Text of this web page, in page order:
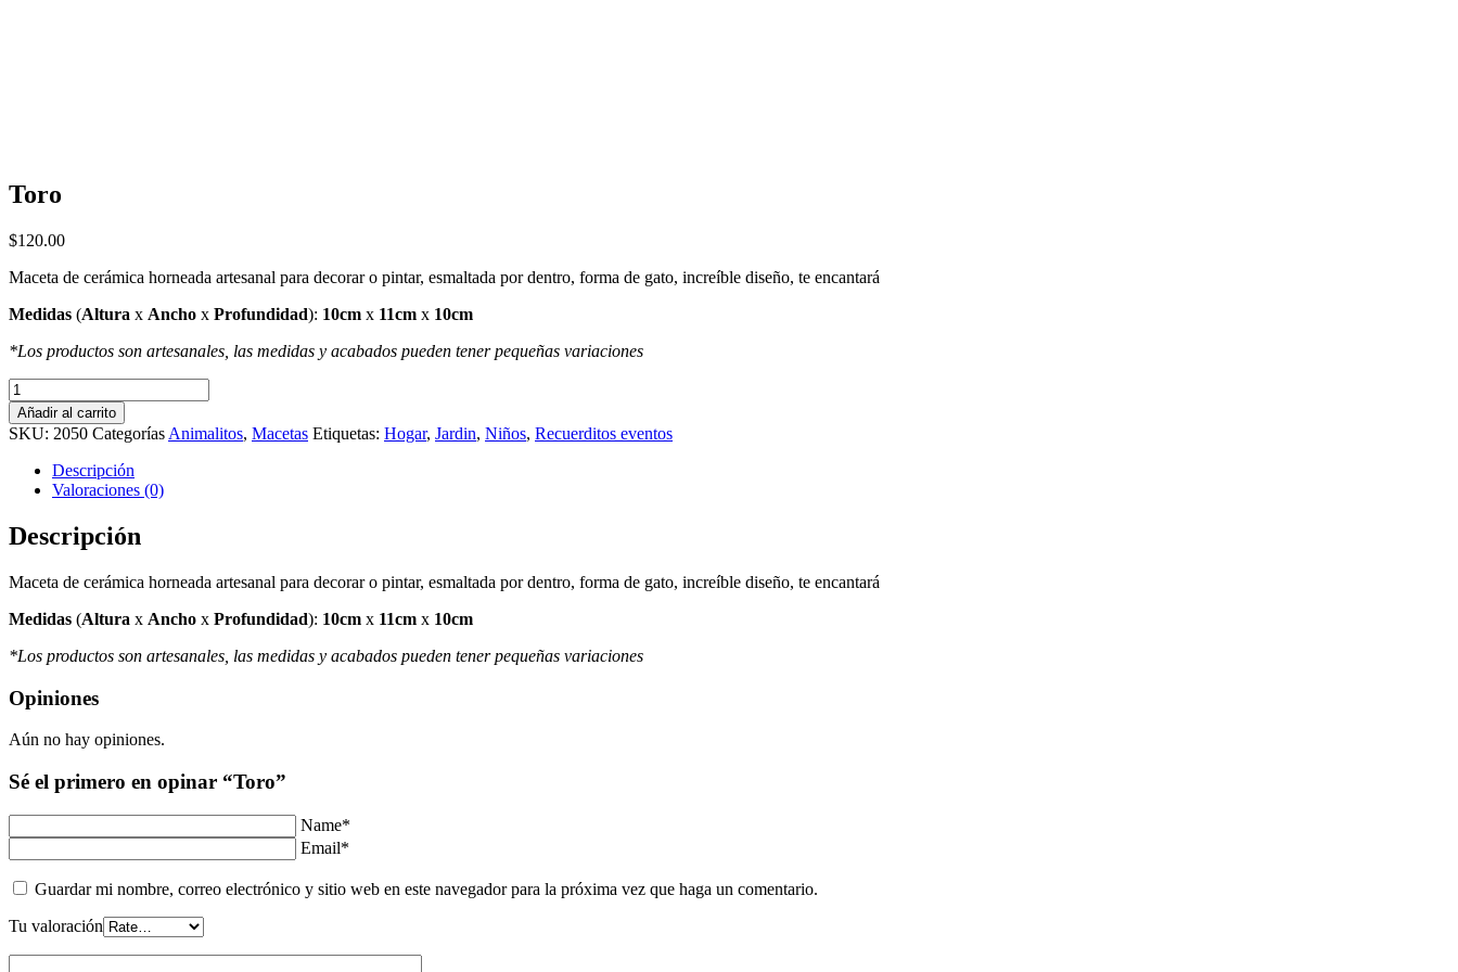
Toro
Navegación
de
entradas
$120.00
Maceta de cerámica horneada artesanal para decorar o pintar, esmaltada por dentro, forma de gato, increíble diseño, te encantará
Medidas (Altura x Ancho x Profundidad): 10cm x 11cm x 10cm
*Los productos son artesanales, las medidas y acabados pueden tener pequeñas variaciones
Toro
cantidad
Añadir al carrito
SKU: 2050 Categorías Animalitos, Macetas Etiquetas: Hogar, Jardin, Niños, Recuerditos eventos
Descripción
Valoraciones (0)
Descripción
Maceta de cerámica horneada artesanal para decorar o pintar, esmaltada por dentro, forma de gato, increíble diseño, te encantará
Medidas (Altura x Ancho x Profundidad): 10cm x 11cm x 10cm
*Los productos son artesanales, las medidas y acabados pueden tener pequeñas variaciones
Opiniones
Aún no hay opiniones.
Sé el primero en opinar “Toro”
Name*
Email*
Guardar mi nombre, correo electrónico y sitio web en este navegador para la próxima vez que haga un comentario.
Tu valoración